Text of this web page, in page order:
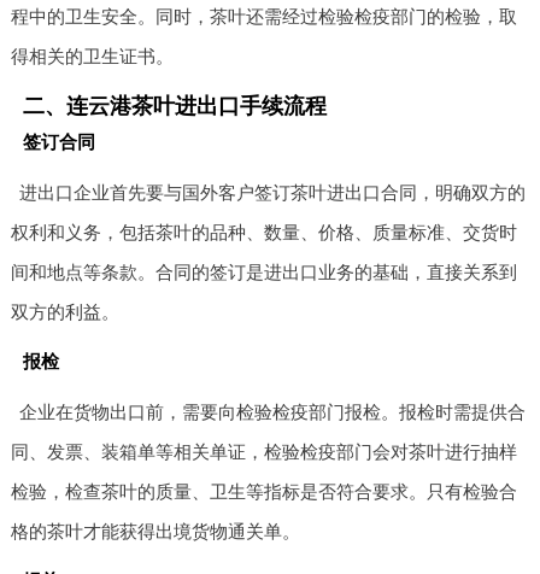
程中的卫生安全。同时，茶叶还需经过检验检疫部门的检验，取
得相关的卫生证书。
二、连云港茶叶进出口手续流程
签订合同
进出口企业首先要与国外客户签订茶叶进出口合同，明确双方的
权利和义务，包括茶叶的品种、数量、价格、质量标准、交货时
间和地点等条款。合同的签订是进出口业务的基础，直接关系到
双方的利益。
报检
企业在货物出口前，需要向检验检疫部门报检。报检时需提供合
同、发票、装箱单等相关单证，检验检疫部门会对茶叶进行抽样
检验，检查茶叶的质量、卫生等指标是否符合要求。只有检验合
格的茶叶才能获得出境货物通关单。